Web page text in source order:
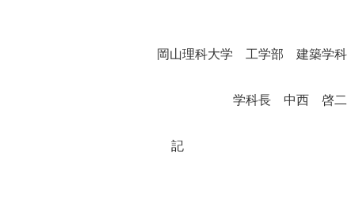
岡山理科大学 工学部 建築学科
学科長 中西 啓二
記